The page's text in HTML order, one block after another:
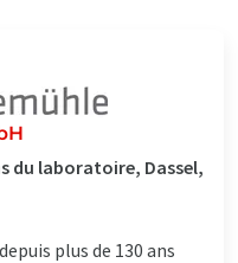
du laboratoire, Dassel,
plus de 130 ans